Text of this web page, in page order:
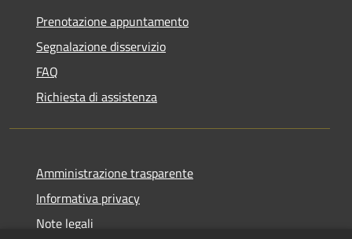
Prenotazione appuntamento
Segnalazione disservizio
FAQ
Richiesta di assistenza
Amministrazione trasparente
Informativa privacy
Note legali